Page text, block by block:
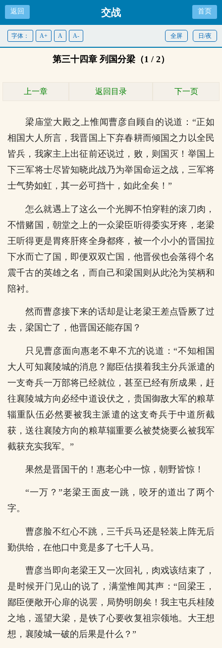
返回 交战 首页
日/夜
全屏
字体： A+ A A-
第三十四章 列国分梁（1 / 2）
上一章 返回目录 下一页
梁庙堂大殿之上惟闻曹彦自顾自的说道：“正如
相国大人所言，我晋国上下弃春耕而倾国之力以全民
皆兵，我家主上出征前还说过，败，则国灭！举国上
下三军将士尽皆知晓此战乃为举国命运之战，三军将
士气势如虹，其一必可挡十，如此全矣！”
怎么就遇上了这么一个光脚不怕穿鞋的滚刀肉，
不惜赌国，朝堂之上的一众梁臣听得委实牙疼，老梁
王听得更是胃疼肝疼全身都疼，被一个小小的晋国拉
下水而亡了国，即便双双亡国，他晋侯也会落得个名
震千古的英雄之名，而自己和梁国则从此沦为笑柄和
陪衬。
然而曹彦接下来的话却是让老梁王差点昏厥了过
去，梁国亡了，他晋国还能存国？
只见曹彦面向惠老不卑不亢的说道：“不知相国
大人可知襄陵城的消息？鄙臣估摸着我主分兵派遣的
一支奇兵一万部将已经就位，甚至已经有所成果，赶
往襄陵城方向必经中道设伏之，贵国御敌大军的粮草
辎重队伍必然要被我主派遣的这支奇兵于中道所截
获，送往襄陵方向的粮草辎重要么被焚烧要么被我军
截获充实我军。”
果然是晋国干的！惠老心中一惊，朝野皆惊！
“一万？”老梁王面皮一跳，咬牙的道出了两个
字。
曹彦脸不红心不跳，三千兵马还是轻装上阵无后
勤供给，在他口中竟是多了七千人马。
曹彦当即向老梁王又一次回礼，肉戏该结束了，
是时候开门见山的说了，满堂惟闻其声：“回梁王，
鄙臣便敞开心扉的说罢，局势明朗矣！我主屯兵桂陵
之地，遥望大梁，是铁了心要收复祖宗领地。大王想
想，襄陵城一破的后果是什么？”